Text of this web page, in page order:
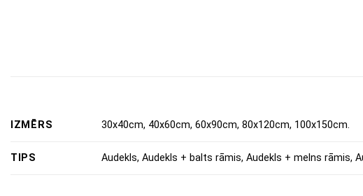
IZMĒRS 30x40cm, 40x60cm, 60x90cm, 80x120cm, 100x150cm.
TIPS Audekls, Audekls + balts rāmis, Audekls + melns rāmis,